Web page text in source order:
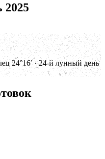
2025
24°16′ · 24-й лунный день